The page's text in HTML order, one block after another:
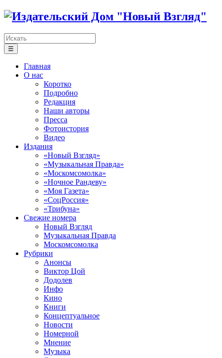
☰
Главная
О нас
Коротко
Подробно
Редакция
Наши авторы
Пресса
Фотоистория
Видео
Издания
«Новый Взгляд»
«Музыкальная Правда»
«Москомсомолка»
«Ночное Рандеву»
«Моя Газета»
«СоцРоссия»
«Трибуна»
Свежие номера
Новый Взгляд
Музыкальная Правда
Москомсомолка
Рубрики
Анонсы
Виктор Цой
Додолев
Инфо
Кино
Книги
Концептуальное
Новости
Номерной
Мнение
Музыка